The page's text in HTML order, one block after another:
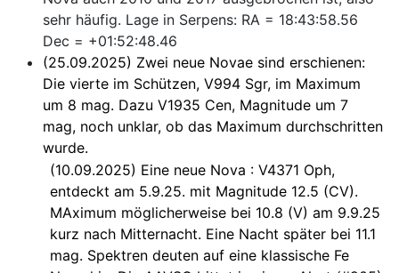
sehr häufig. Lage in Serpens: RA = 18:43:58.56
Dec = +01:52:48.46
(25.09.2025) Zwei neue Novae sind erschienen:
Die vierte im Schützen, V994 Sgr, im Maximum
um 8 mag. Dazu V1935 Cen, Magnitude um 7
mag, noch unklar, ob das Maximum durchschritten
wurde.
(10.09.2025) Eine neue Nova : V4371 Oph,
entdeckt am 5.9.25. mit Magnitude 12.5 (CV).
MAximum möglicherweise bei 10.8 (V) am 9.9.25
kurz nach Mitternacht. Eine Nacht später bei 11.1
mag. Spektren deuten auf eine klassische Fe